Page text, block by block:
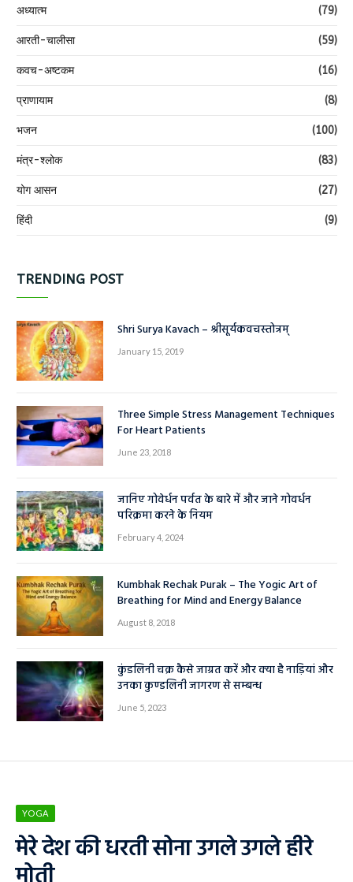
अध्यात्म (79)
आरती-चालीसा (59)
कवच-अष्टकम (16)
प्राणायाम (8)
भजन (100)
मंत्र-श्लोक (83)
योग आसन (27)
हिंदी (9)
TRENDING POST
Shri Surya Kavach – श्रीसूर्यकवचस्तोत्रम्
January 15, 2019
Three Simple Stress Management Techniques
For Heart Patients
June 23, 2018
जानिए गोवेर्धन पर्वत के बारे में और जाने गोवर्धन
परिक्रमा करने के नियम
February 4, 2024
Kumbhak Rechak Purak – The Yogic Art of
Breathing for Mind and Energy Balance
August 8, 2018
कुंडलिनी चक्र कैसे जाग्रत करें और क्या है नाड़ियां और
उनका कुण्डलिनी जागरण से सम्बन्ध
June 5, 2023
YOGA
मेरे देश की धरती सोना उगले उगले हीरे